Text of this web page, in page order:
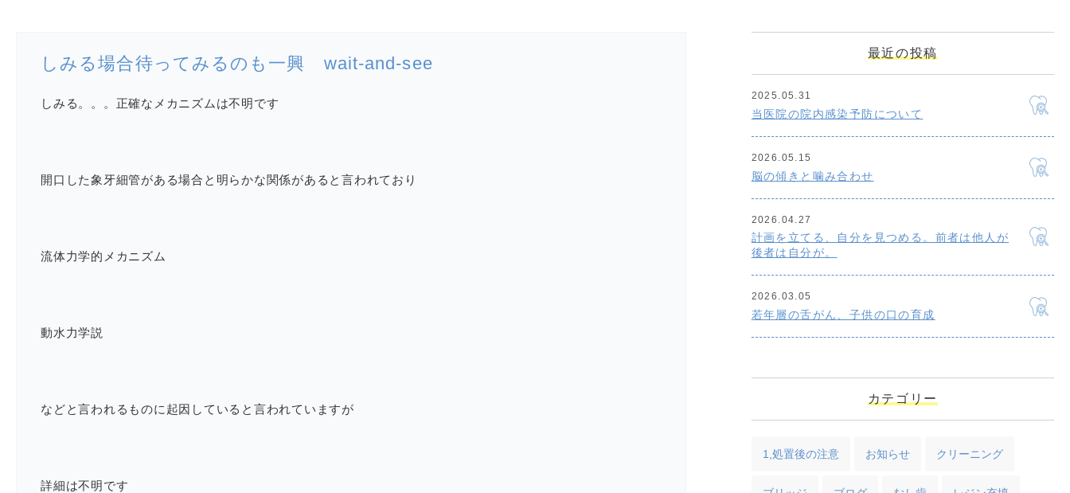
しみる場合待ってみるのも一興 wait-and-see
しみる。。。正確なメカニズムは不明です
開口した象牙細管がある場合と明らかな関係があると言われており
流体力学的メカニズム
動水力学説
などと言われるものに起因していると言われていますが
詳細は不明です
最近の投稿
2025.05.31
当医院の院内感染予防について
2026.05.15
脳の傾きと噛み合わせ
2026.04.27
計画を立てる、自分を見つめる。前者は他人が
後者は自分が。
2026.03.05
若年層の舌がん、子供の口の育成
カテゴリー
1,処置後の注意 お知らせ クリーニング